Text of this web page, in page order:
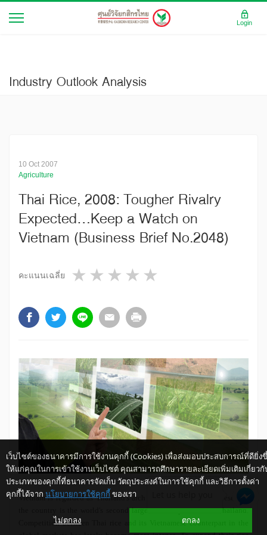
Industry Outlook Analysis
10 Oct 2007
Agriculture
Thai Rice, 2008: Tougher Rivalry
Expected…Keep a Watch on
Vietnam (Business Brief No.2048)
คะแนนเฉลี่ย 4 stars
3 stars
2 stars
1 star
Vietnam is regarded as Thailand's arch rival in rice exports. Presently,
the country is the world's second largest rice exporter after Thailand.
Competition between Thai rice and its Vietnamese counterpart in the
เว็บไซต์ของธนาคารมีการใช้งานคุกกี้ (Cookies) เพื่อส่งมอบประสบการณ์ที่ดียิ่ง
ให้แก่คุณในการเข้าใช้งานเว็บไซต์ คุณสามารถศึกษารายละเอียดเพิ่มเติมเกี่ยวกั
ประเภทของคุกกี้ที่ธนาคารจัดเก็บ วัตถุประสงค์ในการใช้คุกกี้ และวิธีการตั้งค่า
คุกกี้ได้จาก นโยบายการใช้คุกกี้ ของเรา
ไม่ตกลง ตกลง
Login